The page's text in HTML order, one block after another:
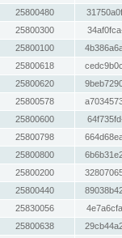
25800480
25800300
25800100
25800618
25800620
25800578
25800600
25800798
25800800
25800200
25800440
25830056
25800638